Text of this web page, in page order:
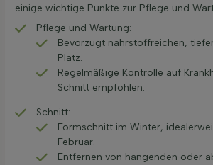
einige wichtige Punkte zur Pflege und
Pflege und Wartung:
Bevorzugt nährstoffreichen,
Platz.
Regelmäßige Kontrolle auf
Schnitt empfohlen.
Schnitt:
Formschnitt im Winter,
Februar.
Entfernen von hängenden oder